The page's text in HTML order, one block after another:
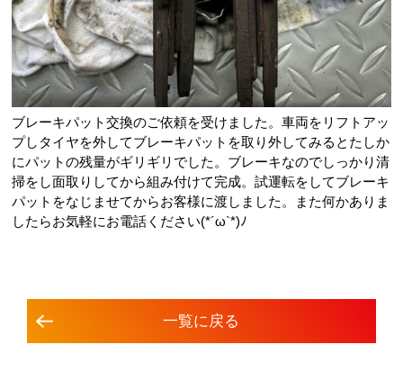
ブレーキパット交換のご依頼を受けました。車両をリフトアッ
プしタイヤを外してブレーキパットを取り外してみるとたしか
にパットの残量がギリギリでした。ブレーキなのでしっかり清
掃をし面取りしてから組み付けて完成。試運転をしてブレーキ
パットをなじませてからお客様に渡しました。また何かありま
したらお気軽にお電話ください(*´ω`*)ﾉ
⼀覧に戻る